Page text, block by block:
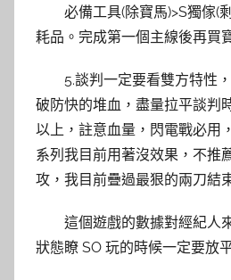
必備工具(除寶馬)>S獨傢(
耗品。完成第一個主線後再買
5.談判一定要看雙方特性
破防快的堆血，盡量拉平談判
以上，註意血量，閃電戰必用
系列我目前用著沒效果，不推
攻，我目前疊過最狠的兩刀結
這個遊戲的數據對經紀人
狀態瞭 SO 玩的時候一定要放